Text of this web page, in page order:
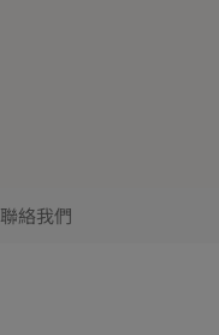
聯絡我們